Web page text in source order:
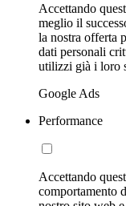
Accettando
meglio il
la nostra offerta
dati personali
utilizzi già i loro
Google Ads
Performance
Accettando
comportamento